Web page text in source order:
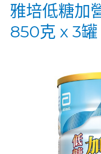
雅培低糖加
850克 x 3